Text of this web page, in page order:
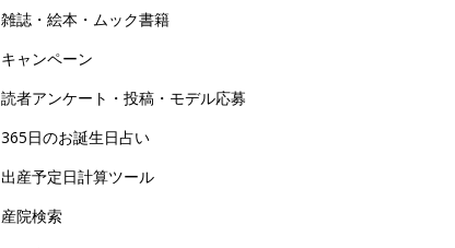
雑誌・絵本・ムック書籍
キャンペーン
読者アンケート・投稿・モデル応募
365日のお誕生日占い
出産予定日計算ツール
産院検索